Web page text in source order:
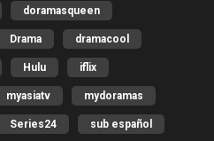
doramasqueen
Drama dramacool
Hulu iflix
myasiatv mydoramas
Series24 sub español